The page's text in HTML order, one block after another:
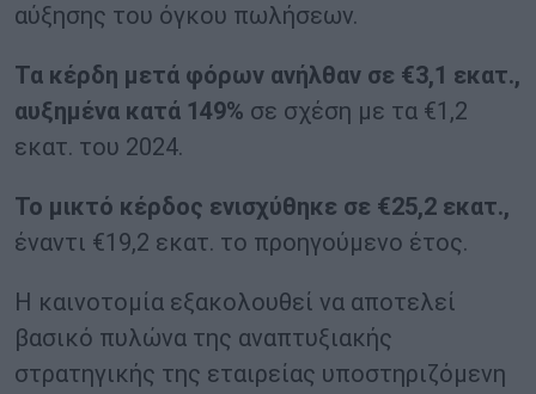
αύξησης του όγκου πωλήσεων.
Τα κέρδη μετά φόρων ανήλθαν σε €3,1 εκατ.,
αυξημένα κατά 149% σε σχέση με τα €1,2
εκατ. του 2024.
Το μικτό κέρδος ενισχύθηκε σε €25,2 εκατ.,
έναντι €19,2 εκατ. το προηγούμενο έτος.
Η καινοτομία εξακολουθεί να αποτελεί
βασικό πυλώνα της αναπτυξιακής
στρατηγικής της εταιρείας υποστηριζόμενη